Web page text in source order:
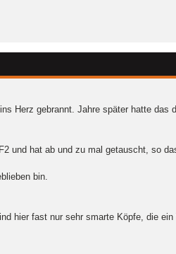
Herz gebrannt. Jahre später hatte das
und hat ab und zu mal getauscht, so
bin.
hier fast nur sehr smarte Köpfe, die ein